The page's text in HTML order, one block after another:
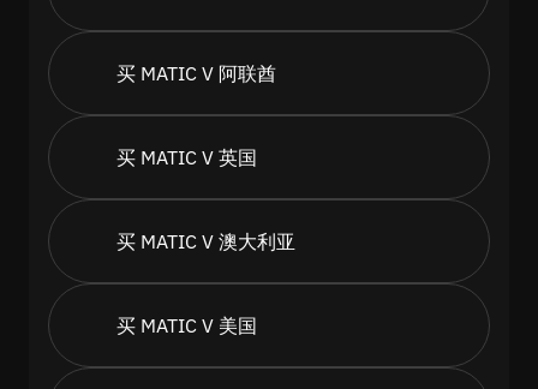
买 MATIC V 阿联酋
买 MATIC V 英国
买 MATIC V 澳大利亚
买 MATIC V 美国